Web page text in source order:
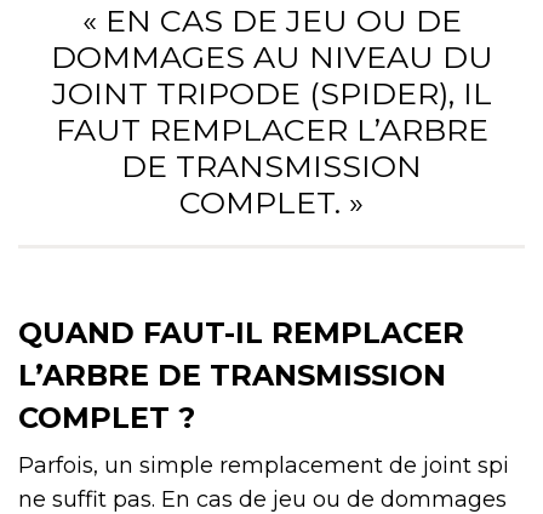
« EN CAS DE JEU OU DE
DOMMAGES AU NIVEAU DU
JOINT TRIPODE (SPIDER), IL
FAUT REMPLACER L’ARBRE
DE TRANSMISSION
COMPLET. »
QUAND FAUT-IL REMPLACER
L’ARBRE DE TRANSMISSION
COMPLET ?
Parfois, un simple remplacement de joint spi
ne suffit pas. En cas de jeu ou de dommages